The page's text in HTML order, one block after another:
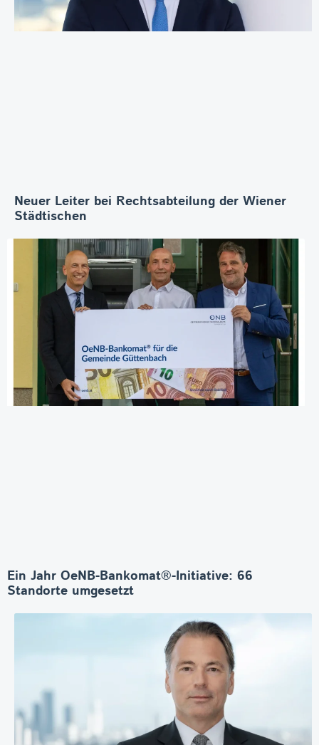
Neuer Leiter bei Rechtsabteilung der Wiener
Städtischen
Ein Jahr OeNB-Bankomat®-Initiative: 66
Standorte umgesetzt